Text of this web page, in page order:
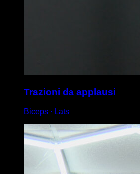
Trazioni da applausi
Biceps ∙ Lats